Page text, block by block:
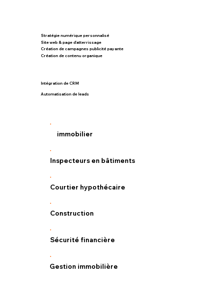
Stratégie numérique personnalisé
Site web & page d'atterrissage
Création de campagnes publicité payante
Création de contenu organique
Intégration de CRM
Automatisation de leads
immobilier
Inspecteurs en bâtiments
Courtier hypothécaire
Construction
Sécurité financière
Gestion immobilière